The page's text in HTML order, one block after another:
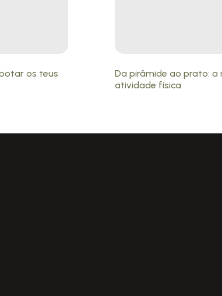
os teus
Da pirâmide ao prato:
atividade física